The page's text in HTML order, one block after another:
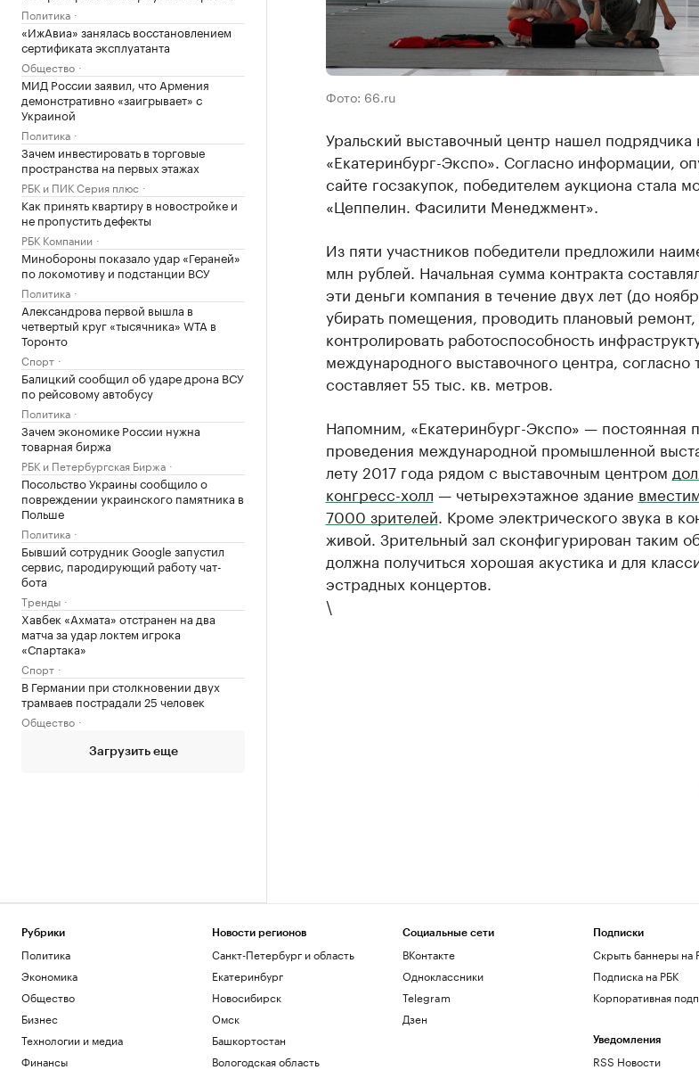
Политика
«ИжАвиа» занялась восстановлением
сертификата эксплуатанта
Общество
МИД России заявил, что Армения
демонстративно «заигрывает» с
Украиной
Политика
Зачем инвестировать в торговые
пространства на первых этажах
РБК и ПИК Серия плюс
Как принять квартиру в новостройке и
не пропустить дефекты
РБК Компании
Минобороны показало удар «Гераней»
по локомотиву и подстанции ВСУ
Политика
Александрова первой вышла в
четвертый круг «тысячника» WTA в
Торонто
Спорт
Балицкий сообщил об ударе дрона ВСУ
по рейсовому автобусу
Политика
Зачем экономике России нужна
товарная биржа
РБК и Петербургская Биржа
Посольство Украины сообщило о
повреждении украинского памятника в
Польше
Политика
Бывший сотрудник Google запустил
сервис, пародирующий работу чат-
бота
Тренды
Хавбек «Ахмата» отстранен на два
матча за удар локтем игрока
«Спартака»
Спорт
В Германии при столкновении двух
трамваев пострадали 25 человек
Общество
Загрузить еще
Фото: 66.ru
Уральский выставочный центр нашел подрядчика
«Екатеринбург-Экспо». Согласно информации,
сайте госзакупок, победителем аукциона стала
«Цеппелин. Фасилити Менеджмент».
Из пяти участников победители предложили
млн рублей. Начальная сумма контракта
эти деньги компания в течение двух лет (до
убирать помещения, проводить плановый ремонт,
контролировать работоспособность
международного выставочного центра, согласно
составляет 55 тыс. кв. метров.
Напомним, «Екатеринбург-Экспо» — постоянная
проведения международной промышленной
лету 2017 года рядом с выставочным центром
конгресс-холл — четырехэтажное здание
7000 зрителей . Кроме электрического звука в
живой. Зрительный зал сконфигурирован таким
должна получиться хорошая акустика и для
эстрадных концертов.
\
Рубрики
Политика
Экономика
Общество
Бизнес
Технологии и медиа
Финансы
Новости регионов
Санкт-Петербург и область
Екатеринбург
Новосибирск
Омск
Башкортостан
Вологодская область
Социальные сети
ВКонтакте
Одноклассники
Telegram
Дзен
Подписки
Скрыть баннеры на
Подписка на РБК
Корпоративная
Уведомления
RSS Новости